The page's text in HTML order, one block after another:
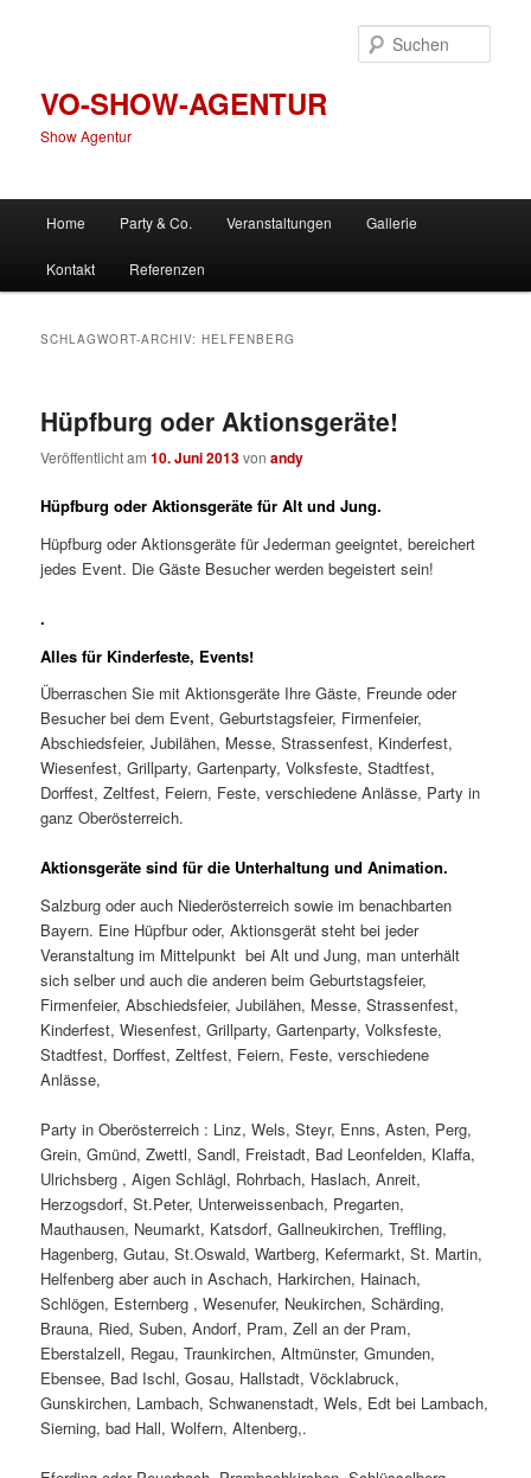
VO-SHOW-AGENTUR
Show Agentur
Home Party & Co. Veranstaltungen Gallerie
Kontakt Referenzen
SCHLAGWORT-ARCHIV:HELFENBERG
Hüpfburg oder Aktionsgeräte!
Veröffentlicht am10. Juni 2013vonandy
Hüpfburg oder Aktionsgeräte für Alt und Jung.
Hüpfburg oder Aktionsgeräte für Jederman geeigntet, bereichert
jedes Event. Die Gäste Besucher werden begeistert sein!
.
Alles für Kinderfeste, Events!
Überraschen Sie mit Aktionsgeräte Ihre Gäste, Freunde oder
Besucher bei dem Event, Geburtstagsfeier, Firmenfeier,
Abschiedsfeier, Jubilähen, Messe, Strassenfest, Kinderfest,
Wiesenfest, Grillparty, Gartenparty, Volksfeste, Stadtfest,
Dorffest, Zeltfest, Feiern, Feste, verschiedene Anlässe, Party in
ganz Oberösterreich.
Aktionsgeräte sind für die Unterhaltung und Animation.
Salzburg oder auch Niederösterreich sowie im benachbarten
Bayern. Eine Hüpfbur oder, Aktionsgerät steht bei jeder
Veranstaltung im Mittelpunkt bei Alt und Jung, man unterhält
sich selber und auch die anderen beim Geburtstagsfeier,
Firmenfeier, Abschiedsfeier, Jubilähen, Messe, Strassenfest,
Kinderfest, Wiesenfest, Grillparty, Gartenparty, Volksfeste,
Stadtfest, Dorffest, Zeltfest, Feiern, Feste, verschiedene
Anlässe,
Party in Oberösterreich : Linz, Wels, Steyr, Enns, Asten, Perg,
Grein, Gmünd, Zwettl, Sandl, Freistadt, Bad Leonfelden, Klaffa,
Ulrichsberg , Aigen Schlägl, Rohrbach, Haslach, Anreit,
Herzogsdorf, St.Peter, Unterweissenbach, Pregarten,
Mauthausen, Neumarkt, Katsdorf, Gallneukirchen, Treffling,
Hagenberg, Gutau, St.Oswald, Wartberg, Kefermarkt, St. Martin,
Helfenberg aber auch in Aschach, Harkirchen, Hainach,
Schlögen, Esternberg , Wesenufer, Neukirchen, Schärding,
Brauna, Ried, Suben, Andorf, Pram, Zell an der Pram,
Eberstalzell, Regau, Traunkirchen, Altmünster, Gmunden,
Ebensee, Bad Ischl, Gosau, Hallstadt, Vöcklabruck,
Gunskirchen, Lambach, Schwanenstadt, Wels, Edt bei Lambach,
Sierning, bad Hall, Wolfern, Altenberg,.